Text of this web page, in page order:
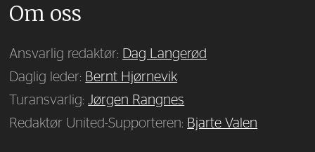
Om oss
Ansvarlig redaktør: Dag Langerød
Daglig leder: Bernt Hjørnevik
Turansvarlig:Jørgen Rangnes
Redaktør United-Supporteren: Bjarte Valen